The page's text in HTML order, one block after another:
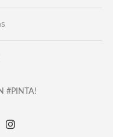
#PINTA!